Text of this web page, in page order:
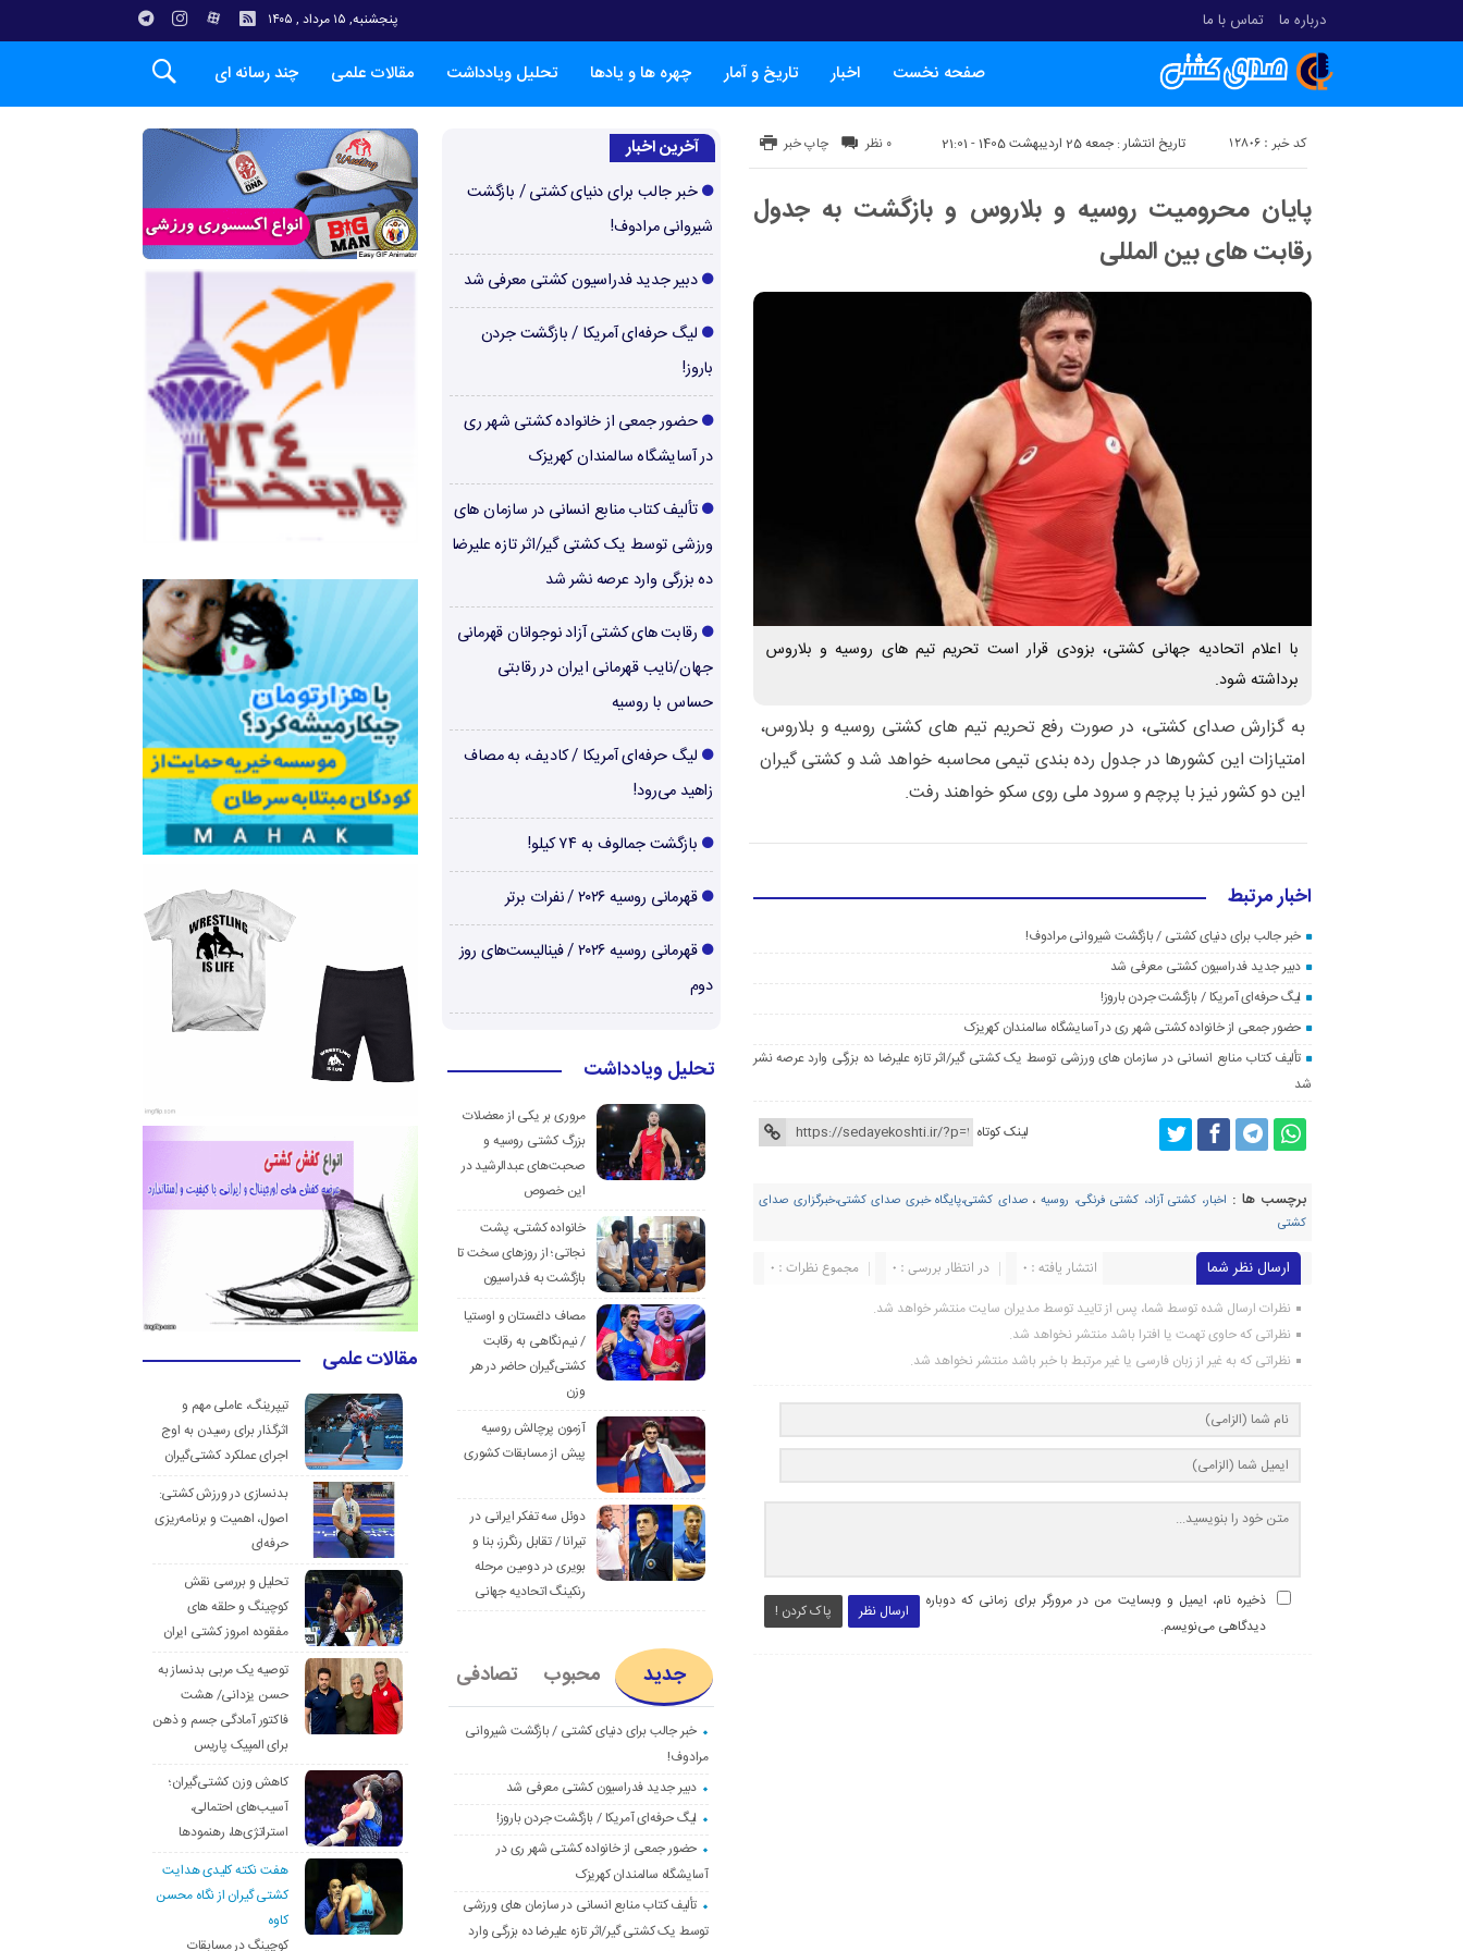
درباره ما تماس با ما پنجشنبه, ۱۵ مرداد , ۱۴۰۵
صفحه نخست اخبار تاریخ و آمار چهره ها و یادها تحلیل ویادداشت مقالات علمی چند رسانه ای
تاریخ انتشار : جمعه 25 اردیبهشت 1405 - 21:01 کد خبر : 12806 چاپ خبر ۰ نظر
پایان محرومیت روسیه و بلاروس و بازگشت به جدول
رقابت های بین المللی
با اعلام اتحادیه جهانی کشتی، بزودی قرار است تحریم تیم های روسیه و بلاروس
برداشته شود.
به گزارش صدای کشتی، در صورت رفع تحریم تیم های کشتی روسیه و بلاروس،
امتیازات این کشورها در جدول رده بندی تیمی محاسبه خواهد شد و کشتی گیران
این دو کشور نیز با پرچم و سرود ملی روی سکو خواهند رفت.
اخبار مرتبط
خبر جالب برای دنیای کشتی / بازگشت شیروانی مرادوف!
دبیر جدید فدراسیون کشتی معرفی شد
لیگ حرفه‌ای آمریکا / بازگشت جردن باروز!
حضور جمعی از خانواده کشتی شهر ری در آسایشگاه سالمندان کهریزک
تألیف کتاب منابع انسانی در سازمان های ورزشی توسط یک کشتی گیر/اثر تازه علیرضا ده بزرگی وارد عرصه نشر
شد
لینک کوتاه
برچسب ها : اخبار، کشتی آزاد، کشتی فرنگی، روسیه،صدای کشتی،پایگاه خبری صدای کشتی،خبرگزاری صدای
کشتی
ارسال نظر شما مجموع نظرات : 0 در انتظار بررسی : 0 انتشار یافته : ۰
نظرات ارسال شده توسط شما، پس از تایید توسط مدیران سایت منتشر خواهد شد.
نظراتی که حاوی تهمت یا افترا باشد منتشر نخواهد شد.
نظراتی که به غیر از زبان فارسی یا غیر مرتبط با خبر باشد منتشر نخواهد شد.
ارسال نظر پاک کردن !
ذخیره نام، ایمیل و وبسایت من در مرورگر برای زمانی که دوباره
دیدگاهی می‌نویسم.
آخرین اخبار
خبر جالب برای دنیای کشتی / بازگشت
شیروانی مرادوف!
دبیر جدید فدراسیون کشتی معرفی شد
لیگ حرفه‌ای آمریکا / بازگشت جردن
باروز!
حضور جمعی از خانواده کشتی شهر ری
در آسایشگاه سالمندان کهریزک
تألیف کتاب منابع انسانی در سازمان های
ورزشی توسط یک کشتی گیر/اثر تازه علیرضا
ده بزرگی وارد عرصه نشر شد
رقابت های کشتی آزاد نوجوانان قهرمانی
جهان/نایب قهرمانی ایران در رقابتی
حساس با روسیه
لیگ حرفه‌ای آمریکا / کادیف، به مصاف
زاهید می‌رود!
بازگشت جمالوف به ۷۴ کیلو!
قهرمانی روسیه ۲۰۲۶ / نفرات برتر
قهرمانی روسیه ۲۰۲۶ / فینالیست‌های روز
دوم
تحلیل ویادداشت
مروری بر یکی از معضلات
بزرگ کشتی روسیه و
صحبت‌های عبدالرشید در
این خصوص
خانواده کشتی، پشت
نجاتی؛ از روزهای سخت تا
بازگشت به فدراسیون
مصاف داغستان و اوستیا
/ نیم‌نگاهی به رقابت
کشتی‌گیران حاضر در هر
وزن
آزمون پرچالش روسیه
پیش از مسابقات کشوری
دوئل سه تفکر ایرانی در
تیرانا / تقابل رنگرز، بنا و
بویری در دومین مرحله
رنکینگ اتحادیه جهانی
جدید محبوب تصادفی
خبر جالب برای دنیای کشتی / بازگشت شیروانی
مرادوف!
دبیر جدید فدراسیون کشتی معرفی شد
لیگ حرفه‌ای آمریکا / بازگشت جردن باروز!
حضور جمعی از خانواده کشتی شهر ری در
آسایشگاه سالمندان کهریزک
تألیف کتاب منابع انسانی در سازمان های ورزشی
توسط یک کشتی گیر/اثر تازه علیرضا ده بزرگی وارد
مقالات علمی
تیپرینگ، عاملی مهم و
اثرگذار برای رسیدن به اوج
اجرای عملکرد کشتی‌گیران
بدنسازی در ورزش کشتی:
اصول، اهمیت و برنامه‌ریزی
حرفه‌ای
تحلیل و بررسی نقش
کوچینگ و حلقه های
مفقوده امروز کشتی ایران
توصیه یک مربی بدنساز به
حسن یزدانی/ هشت
فاکتور آمادگی جسم و ذهن
برای المپیک پاریس
کاهش وزن کشتی‌گیران؛
آسیب‌های احتمالی،
استراتژی‌ها، رهنمودها
هفت نکته کلیدی هدایت
کشتی گیران از نگاه محسن
کاوه
کوچینگ در مسابقات